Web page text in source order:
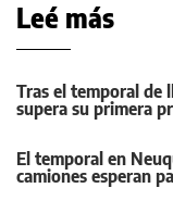
Leé más
Tras el temporal de
supera su primera
El temporal en
camiones esperan